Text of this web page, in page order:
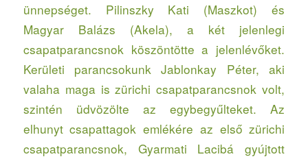
ünnepséget. Pilinszky Kati (Maszkot) és
Magyar Balázs (Akela), a két jelenlegi
csapatparancsnok köszöntötte a jelenlévőket.
Kerületi parancsokunk Jablonkay Péter, aki
valaha maga is zürichi csapatparancsnok volt,
szintén üdvözölte az egybegyűlteket. Az
elhunyt csapattagok emlékére az első zürichi
csapatparancsnok, Gyarmati Lacibá gyújtott